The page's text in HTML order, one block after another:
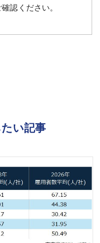
認ください。
い記事